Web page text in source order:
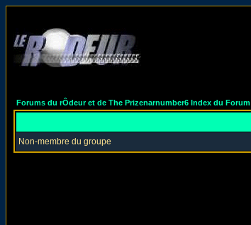
Forums du rÔdeur et de The Prizenarnumber6 Index du Forum
Non-membre du groupe